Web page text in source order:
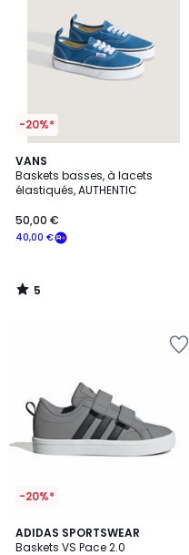
-20%*
VANS
Baskets basses, à lacets
élastiqués, AUTHENTIC
40,00 €
50,00 €
5
/
5
5
/
-20%*
ADIDAS SPORTSWEAR
Baskets VS Pace 2.0
4,8
/ 5
2